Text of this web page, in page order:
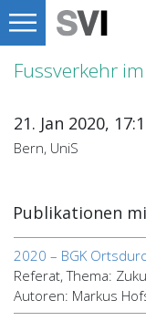
Fussverkehr
21. Jan 2020,
Bern, UniS
Publikationen
2020 – BGK
Referat, Thema:
Autoren: Markus